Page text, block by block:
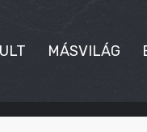
MÁSVILÁG